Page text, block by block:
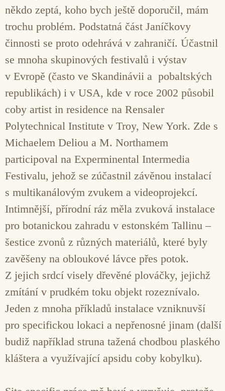
někdo zeptá, koho bych ještě doporučil, mám
trochu problém. Podstatná část Janíčkovy
činnosti se proto odehrává v zahraničí. Účastnil
se mnoha skupinových festivalů i výstav
v Evropě (často ve Skandinávii a pobaltských
republikách) i v USA, kde v roce 2002 působil
coby artist in residence na Rensaler
Polytechnical Institute v Troy, New York. Zde s
Michaelem Deliou a M. Northamem
participoval na Experminental Intermedia
Festivalu, jehož se zúčastnil závěnou instalací
s multikanálovým zvukem a videoprojekcí.
Intimnější, přírodní ráz měla zvuková instalace
pro botanickou zahradu v estonském Tallinu –
šestice zvonů z různých materiálů, které byly
zavěšeny na obloukové lávce přes potok.
Z jejich srdcí visely dřevěné plováčky, jejichž
zmítání v prudkém toku objekt rozeznívalo.
Jeden z mnoha příkladů instalace vzniknuvší
pro specifickou lokaci a nepřenosné jinam (další
budiž například struna tažená chodbou plaského
kláštera a využívající apsidu coby kobylku).